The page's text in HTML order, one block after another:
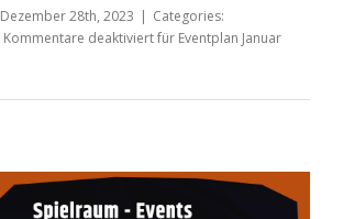
Dezember 28th, 2023 | Categories:
Kommentare deaktiviertfür Eventplan Januar